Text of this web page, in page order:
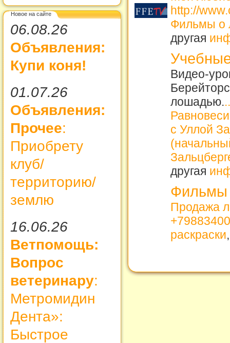
Новое на сайте
06.08.26
Объявления:
Купи коня!
01.07.26
Объявления:
Прочее:
Приобрету
клуб/
территорию/
землю
16.06.26
Ветпомощь:
Вопрос
ветеринару:
Метромидин
Дента»:
Быстрое
http://
Фильмы о
другая
Видео-
лошадью.
с Уллой
другая
Фильмы
Продажа
раскраски